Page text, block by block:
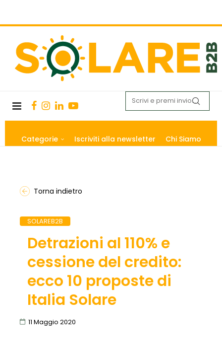
Categorie Iscriviti alla newsletter Chi Siamo
Torna indietro
SOLAREB2B
Detrazioni al 110% e
cessione del credito:
ecco 10 proposte di
Italia Solare
11 Maggio 2020